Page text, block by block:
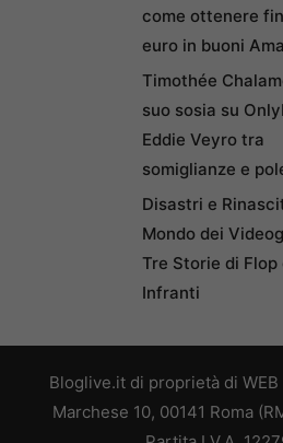
come ottenere
euro in buoni
Timothée
suo sosia su
Eddie Veyro tra
somiglianze e
Disastri e
Mondo dei
Tre Storie di Flop
Infranti
Bloglive.it di proprietà di
Marchese 10, 00141 Roma